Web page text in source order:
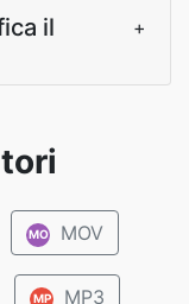
il
+
MO MOV
MP MP3